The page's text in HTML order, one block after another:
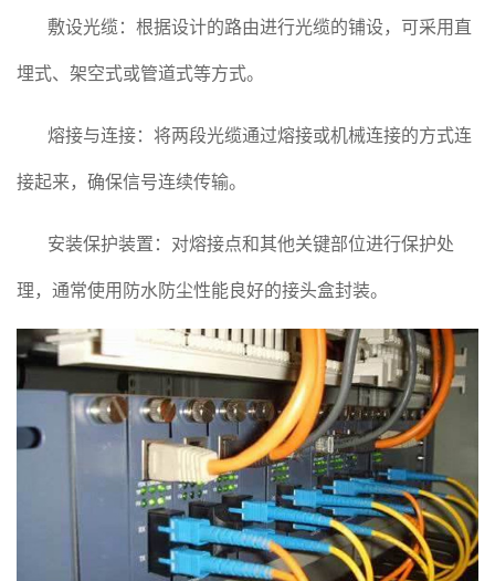
敷设光缆：根据设计的路由进行光缆的铺设，可采用直
埋式、架空式或管道式等方式。
熔接与连接：将两段光缆通过熔接或机械连接的方式连
接起来，确保信号连续传输。
安装保护装置：对熔接点和其他关键部位进行保护处
理，通常使用防水防尘性能良好的接头盒封装。